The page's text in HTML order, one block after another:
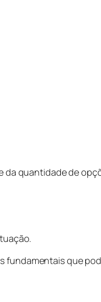
da quantidade de
fundamentais que